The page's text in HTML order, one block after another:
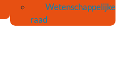
Wetenschappelijke
raad